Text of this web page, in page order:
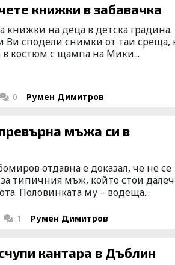
Петя Дикова чете книжки в забавачка
книжки на деца в детска градина.
Ви сподели снимки от таи среща,
в костюм с щампа на Мики...
0 Румен Димитров
отдавна е доказал, че не се
типичния мъж, който стои
Половинката му – водеща...
1 Румен Димитров
кантара в Дъблин